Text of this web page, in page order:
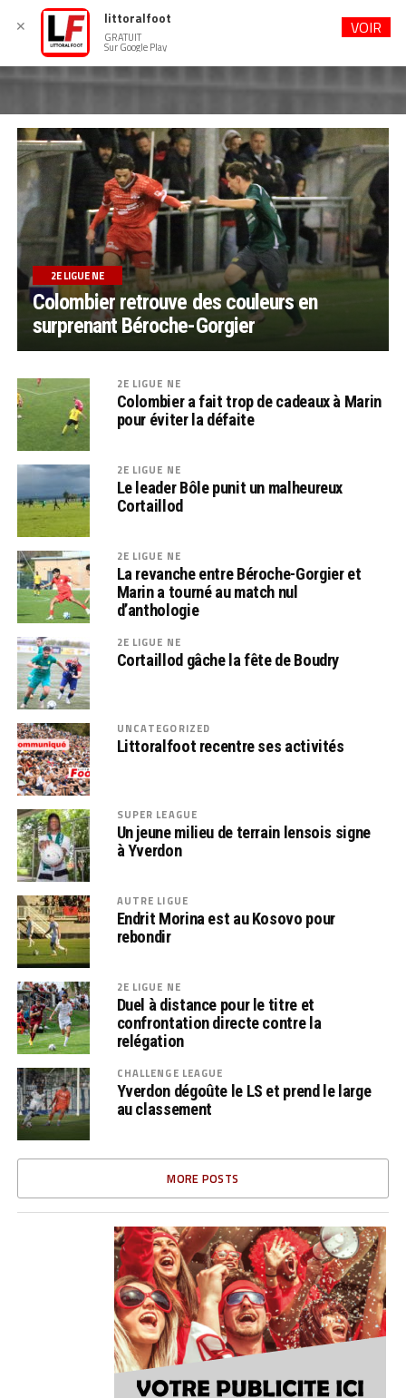
2E LIGUE NE
Colombier retrouve des couleurs en
surprenant Béroche-Gorgier
2E LIGUE NE
Colombier a fait trop de cadeaux à Marin
pour éviter la défaite
2E LIGUE NE
Le leader Bôle punit un malheureux
Cortaillod
2E LIGUE NE
La revanche entre Béroche-Gorgier et
Marin a tourné au match nul
d’anthologie
2E LIGUE NE
Cortaillod gâche la fête de Boudry
UNCATEGORIZED
Littoralfoot recentre ses activités
SUPER LEAGUE
Un jeune milieu de terrain lensois signe
à Yverdon
AUTRE LIGUE
Endrit Morina est au Kosovo pour
rebondir
2E LIGUE NE
Duel à distance pour le titre et
confrontation directe contre la
relégation
CHALLENGE LEAGUE
Yverdon dégoûte le LS et prend le large
au classement
MORE POSTS
✕ littoralfoot
GRATUIT
Sur Google Play
VOIR